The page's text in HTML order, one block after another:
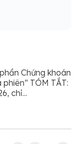
Chứng khoán
TÓM TẮT:
chỉ...